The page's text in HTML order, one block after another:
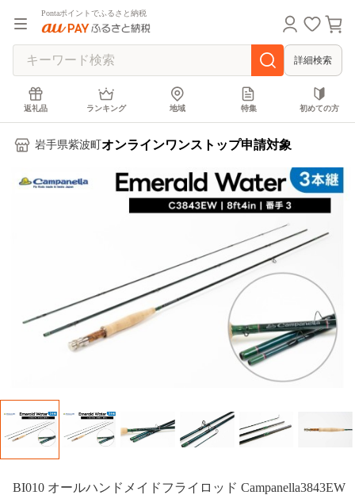
Pontaポイントでふるさと納税
詳細検索
返礼品 ランキング 地域 特集 初めての方
岩手県紫波町 オンラインワンストップ申請対象
BI010 オールハンドメイドフライロッド Campanella3843EW